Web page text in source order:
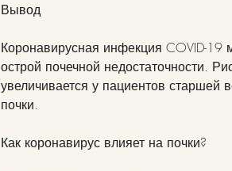
Вывод
Коронавирусная инфекция COVID-
острой почечной недостаточности.
увеличивается у пациентов старшей
почки.
Как коронавирус влияет на почки?